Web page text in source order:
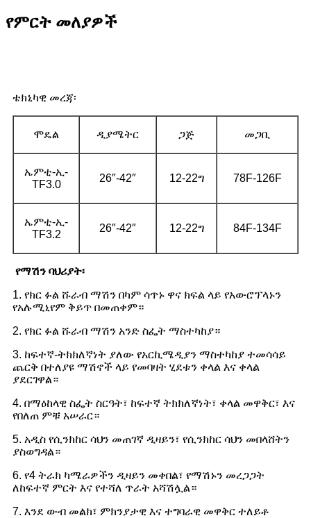
የምርት መለያዎች
ቴክኒካዊ መረጃ፡
ሞዴል ዲያሜትር ጋጅ መጋቢ
ኤምቲ-ኢ-
TF3.0
26″-42″ 12-22ግ 78F-126F
ኤምቲ-ኢ-
TF3.2
26″-42″ 12-22ግ 84F-134F
የማሽን ባህሪያት፡
1. የክር ፉል ሹራብ ማሽን በካም ሳጥኑ ዋና ክፍል ላይ የአውሮፕላኑን
የአሉሚኒየም ቅይጥ በመጠቀም።
2. የክር ፉል ሹራብ ማሽን አንድ ስፌት ማስተካከያ።
3. ከፍተኛ-ትክክለኛነት ያለው የአርኪሜዲያን ማስተካከያ ተመሳሳይ
ጨርቅ በተለያዩ ማሽኖች ላይ የመባዛት ሂደቱን ቀላል እና ቀላል
ያደርገዋል።
4. በማዕከላዊ ስፌት ስርዓት፣ ከፍተኛ ትክክለኛነት፣ ቀላል መዋቅር፣ እና
የበለጠ ምቹ አሠራር።
5. አዲስ የሲንክከር ሳህን መጠገኛ ዲዛይን፣ የሲንክከር ሳህን መበላሸትን
ያስወግዳል።
6. የ4 ትራክ ካሜራዎችን ዲዛይን መቀበል፣ የማሽኑን መረጋጋት
ለከፍተኛ ምርት እና የተሻለ ጥራት አሻሽሏል።
7. እንደ ውብ መልክ፣ ምክንያታዊ እና ተግባራዊ መዋቅር ተለይቶ